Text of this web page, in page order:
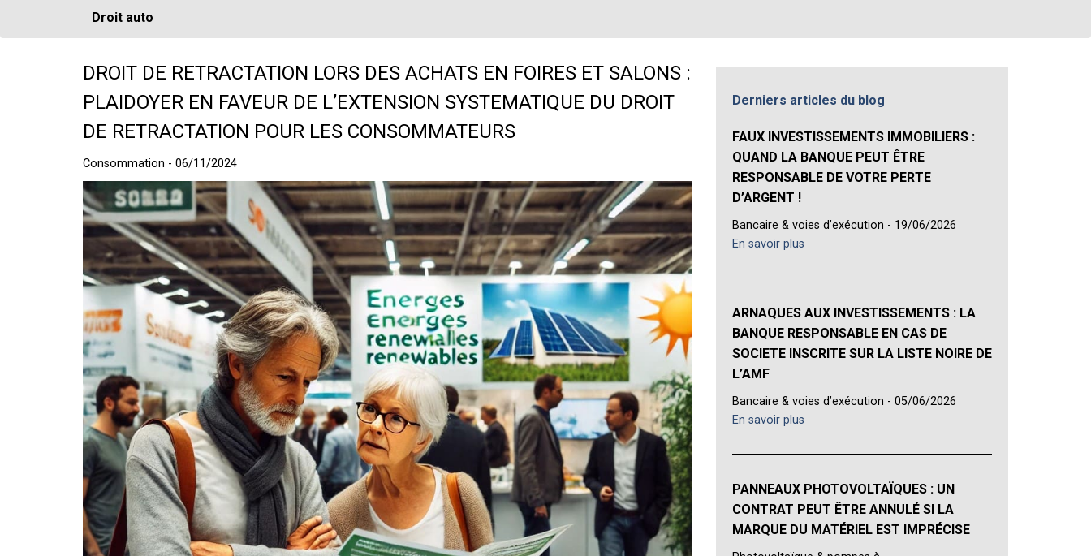
Droit auto
DROIT DE RETRACTATION LORS DES ACHATS EN FOIRES ET SALONS :
PLAIDOYER EN FAVEUR DE L’EXTENSION SYSTEMATIQUE DU DROIT
DE RETRACTATION POUR LES CONSOMMATEURS
Consommation - 06/11/2024
Derniers articles du blog
FAUX INVESTISSEMENTS IMMOBILIERS :
QUAND LA BANQUE PEUT ÊTRE
RESPONSABLE DE VOTRE PERTE
D’ARGENT !
Bancaire & voies d’exécution - 19/06/2026
En savoir plus
ARNAQUES AUX INVESTISSEMENTS : LA
BANQUE RESPONSABLE EN CAS DE
SOCIETE INSCRITE SUR LA LISTE NOIRE DE
L’AMF
Bancaire & voies d’exécution - 05/06/2026
En savoir plus
PANNEAUX PHOTOVOLTAÏQUES : UN
CONTRAT PEUT ÊTRE ANNULÉ SI LA
MARQUE DU MATÉRIEL EST IMPRÉCISE